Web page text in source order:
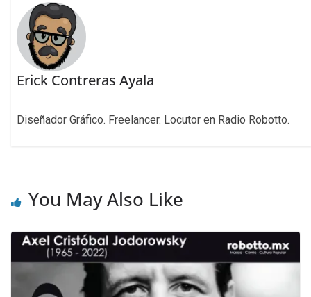
Erick Contreras Ayala
Diseñador Gráfico. Freelancer. Locutor en Radio Robotto.
You May Also Like